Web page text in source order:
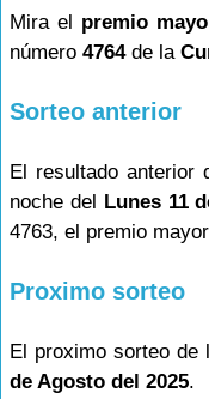
Mira el premio
número 4764de la
Sorteo anterior
El resultado anterior
noche del Lunes 11
4763, el premio
Proximo sorteo
El proximo sorteo de
de Agosto del 2025.